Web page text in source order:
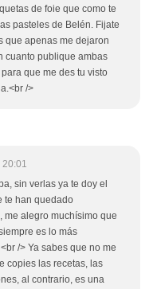
de foie que como te
pasteles de Belén. Fijate
que apenas me dejaron
cuanto publique ambas
que me des tu visto
/>
sin verlas ya te doy el
te han quedado
me alegro muchísimo que
es lo más
/> Ya sabes que no me
copies las recetas, las
al contrario, es una